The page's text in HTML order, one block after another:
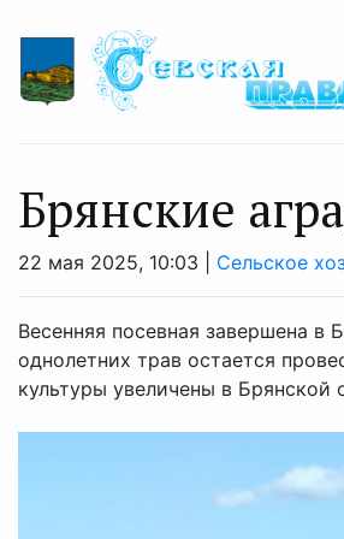
Брянские
22 мая 2025, 10:03 | Сельское
Весенняя посевная завершена в
однолетних трав остается
культуры увеличены в Брянской